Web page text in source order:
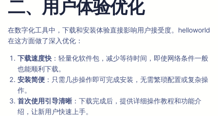
二、用户体验优化
在数字化工具中，下载和安装体验直接影响用户接受度。helloworld
在这方面做了深入优化：
下载速度快 ：轻量化软件包，减少等待时间，即使网络条件一般
也能顺利下载。
安装简便 ：只需几步操作即可完成安装，无需繁琐配置或复杂操
作。
首次使用引导清晰 ：下载完成后，提供详细操作教程和功能介
绍，让新用户快速上手。